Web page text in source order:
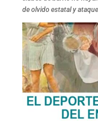
de olvido estatal y